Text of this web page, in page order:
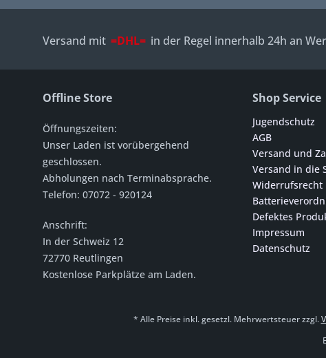
Versand mit =DHL= in der Regel innerhalb 24h an
Offline Store
Öffnungszeiten:
Unser Laden ist vorübergehend
geschlossen.
Abholungen nach Terminabsprache.
Telefon: 07072 - 920124
Anschrift:
In der Schweiz 12
72770 Reutlingen
Kostenlose Parkplätze am Laden.
Shop Service
Jugendschutz
AGB
Versand und
Versand in die
Widerrufsrecht
Defektes
Impressum
Datenschutz
* Alle Preise inkl. gesetzl. Mehrwertsteuer zzgl.